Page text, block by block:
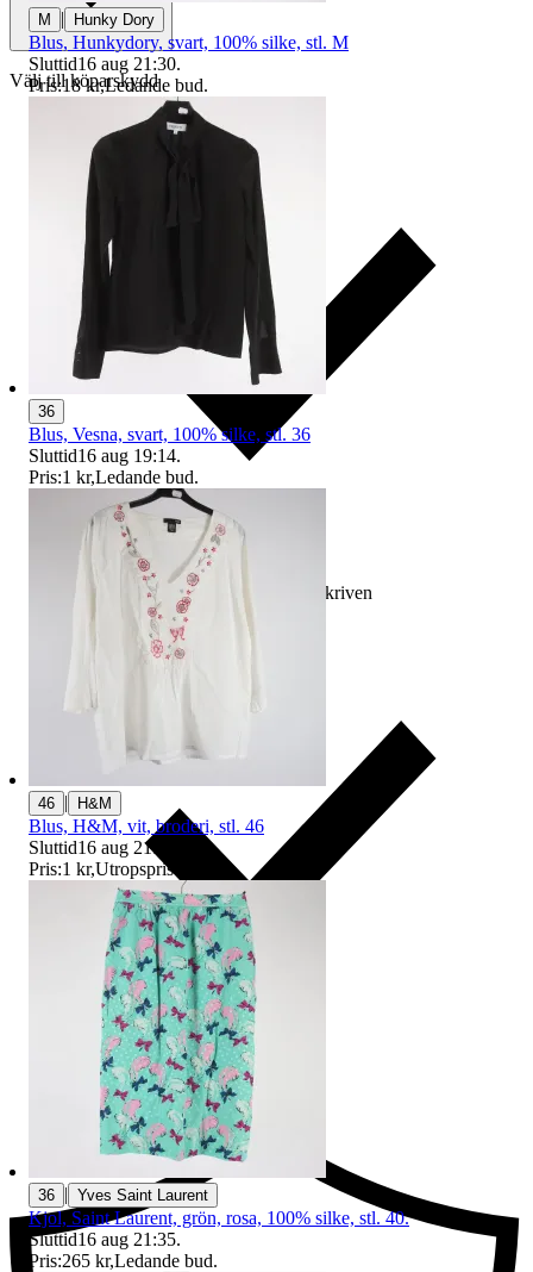
Välj till köparskydd
Ersättning om varan inte är som beskriven
Ersättning om du inte får din vara
M | Hunky Dory
Blus, Hunkydory, svart, 100% silke, stl. M
Sluttid16 aug 21:30.
Pris:18 kr,Ledande bud.
36
Blus, Vesna, svart, 100% silke, stl. 36
Sluttid16 aug 19:14.
Pris:1 kr,Ledande bud.
46 | H&M
Blus, H&M, vit, broderi, stl. 46
Sluttid16 aug 21:29
Pris:1 kr,Utropspris
36 | Yves Saint Laurent
Kjol, Saint Laurent, grön, rosa, 100% silke, stl. 40.
Sluttid16 aug 21:35.
Pris:265 kr,Ledande bud.